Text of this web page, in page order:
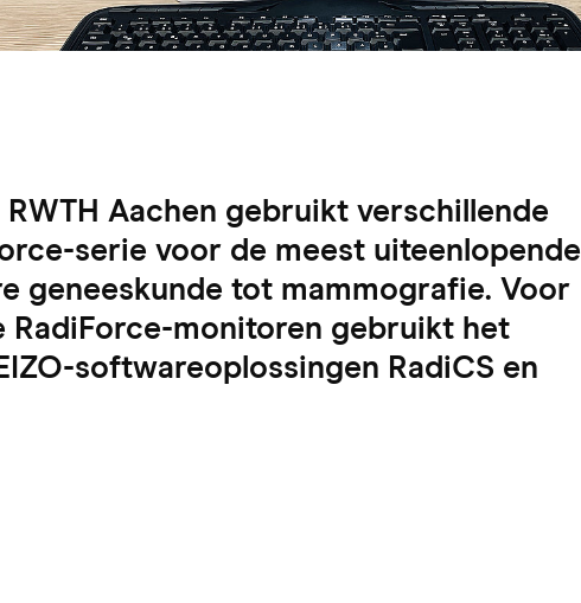
Aachen gebruikt verschillende
serie voor de meest uiteenlopende
geneeskunde tot mammografie. Voor
RadiForce-monitoren gebruikt het
softwareoplossingen RadiCS en